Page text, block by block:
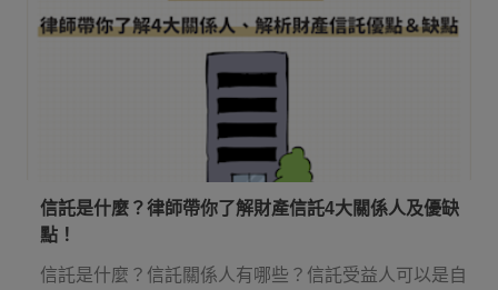
信託是什麼？律師帶你了解財產信託4大關係人及優缺
點！
信託是什麼？信託關係人有哪些？信託受益人可以是自